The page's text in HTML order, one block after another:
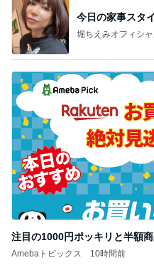
今日の家事スタ
堀ちえみオフィシ
注目の1000円ポッキリと半額
Amebaトピックス 10時間前